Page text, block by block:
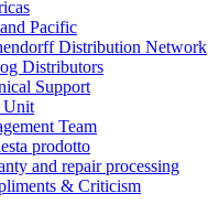
Pacific
Distribution Network
Distributors
Support
Unit
Team
prodotto
and repair processing
& Criticism